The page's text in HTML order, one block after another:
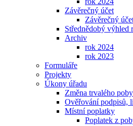
Závěrečný účet
Závěrečný
Střednědobý výhled
Archiv
rok 2024
rok 2023
Formuláře
Projekty
Úkony úřadu
Změna trvalého
Ověřování podpisů,
Místní poplatky
Poplatek z